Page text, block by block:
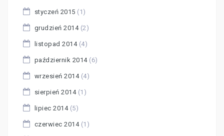
styczeń 2015 (1)
grudzień 2014(2)
listopad 2014(4)
październik 2014(6)
wrzesień 2014(4)
sierpień 2014(1)
lipiec 2014(5)
czerwiec 2014(1)